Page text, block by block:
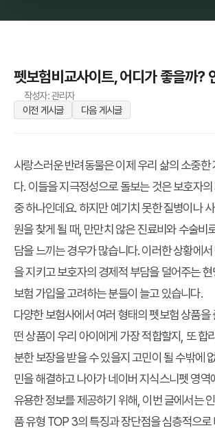
펫보험비교사이트, 어디가 좋을까?
작성자: 관리자
이전 게시글
다음 게시글
사랑스러운 반려동물은 이제 우리 삶의 소중한
다. 이들을 지극정성으로 돌보는 것은 보호자
중 하나인데요. 하지만 예기치 못한 질병이나
원을 찾게 될 때, 만만치 않은 진료비와 수술비
담을 느끼는 경우가 많습니다. 이러한 상황에
을 지키고 보호자의 경제적 부담을 덜어주는
보험 가입을 고려하는 분들이 늘고 있습니다.
다양한 보험사에서 여러 형태의 펫보험 상품을
떤 상품이 우리 아이에게 가장 적합할지, 또 합
분한 보장을 받을 수 있을지 고민이 될 수밖에
민을 해결하고 나아가 네이버 지식스니펫 영역
유용한 정보를 제공하기 위해, 이번 글에서는
품 유형 TOP 3의 특징과 장단점을 심층적으로